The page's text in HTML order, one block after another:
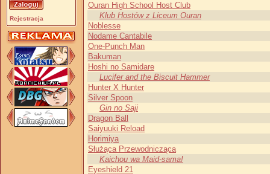
Rejestracja
Ouran High School Host Club
Klub Hostów z Liceum Ouran
Noblesse
Nodame Cantabile
One-Punch Man
Bakuman
Hoshi no Samidare
Lucifer and the Biscuit Hammer
Hunter X Hunter
Silver Spoon
Gin no Saji
Dragon Ball
Saiyuuki Reload
Horimiya
Służąca Przewodnicząca
Kaichou wa Maid-sama!
Eyeshield 21